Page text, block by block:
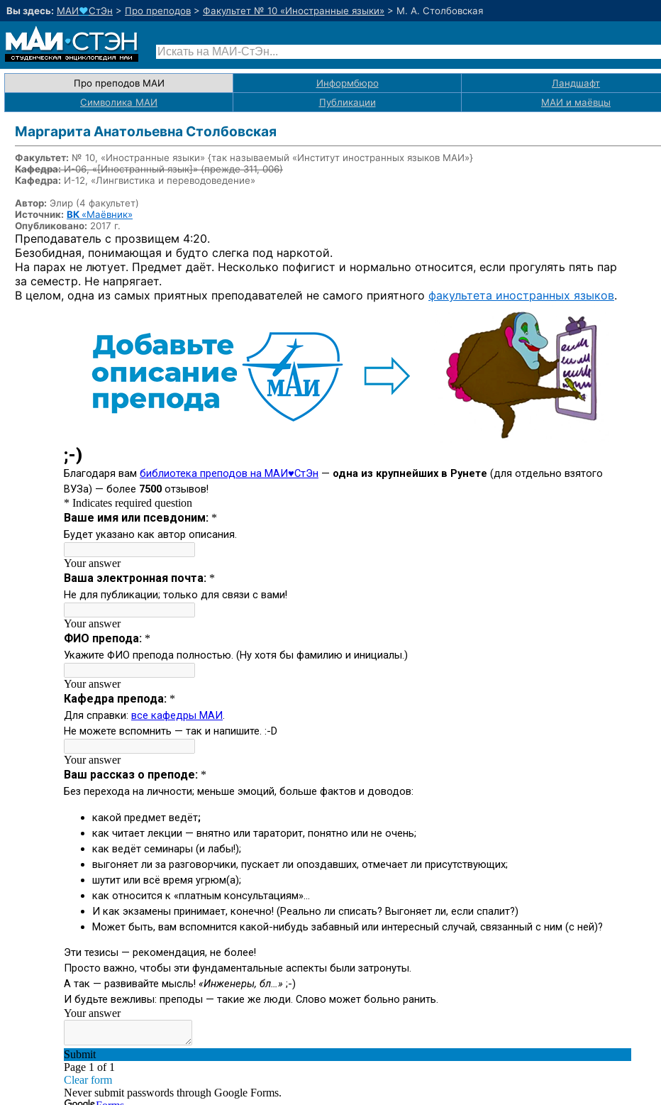
Вы здесь: МАИ♥СтЭн > Про преподов > Факультет № 10 «Иностранные языки» > М. А. Столбовская
Про преподов МАИ Информбюро
Ландшафт
Символика МАИ
Публикации МАИ и маёвцы
Маргарита Анатольевна Столбовская
Факультет: № 10, «Иностранные языки» {так называемый «Институт иностранных языков МАИ»}
Кафедра:И-06, «[Иностранный язык]» (прежде 311, 006)
Кафедра: И-12, «Лингвистика и переводоведение»
Автор: Элир (4 факультет)
Источник: ВК «Маёвник»
Опубликовано: 2017 г.
Преподаватель с прозвищем 4:20.
Безобидная, понимающая и будто слегка под наркотой.
На парах не лютует. Предмет даёт. Несколько пофигист и нормально относится, если прогулять пять пар
за семестр. Не напрягает.
В целом, одна из самых приятных преподавателей не самого приятного факультета иностранных языков.